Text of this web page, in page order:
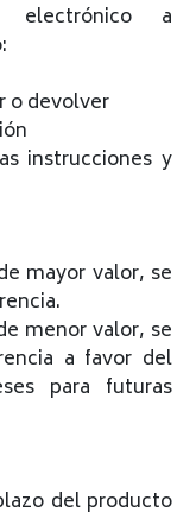
electrónico a
o devolver
instrucciones y
mayor valor, se
menor valor, se
a favor del
para futuras
del producto